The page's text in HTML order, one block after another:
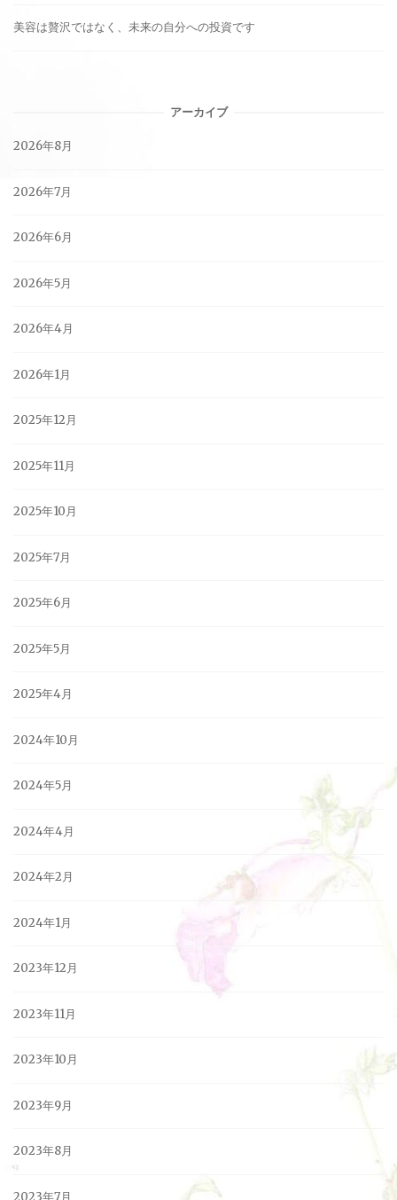
美容は贅沢ではなく、未来の自分への投資です
アーカイブ
2026年8月
2026年7月
2026年6月
2026年5月
2026年4月
2026年1月
2025年12月
2025年11月
2025年10月
2025年7月
2025年6月
2025年5月
2025年4月
2024年10月
2024年5月
2024年4月
2024年2月
2024年1月
2023年12月
2023年11月
2023年10月
2023年9月
2023年8月
2023年7月